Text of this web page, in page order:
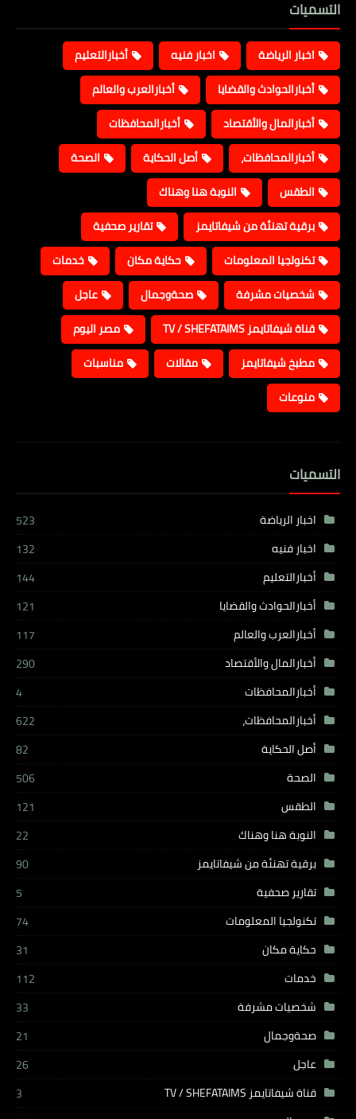
التسميات
اخبار الرياضة اخبار فنيه
أخبارالتعليم
أخبارالحوادث والقضايا
أخبارالعرب والعالم
أخبارالمال والأقتصاد
أخبارالمحافظات
أخبارالمحافظات،
أصل الحكاية
الصحة
الطقس
النوبة هنا وهناك
برقية تهنئة من شيفاتايمز
تقارير صحفية
تكنولجيا المعلومات
حكاية مكان
خدمات
شخصيات مشرفة
صحةوجمال
عاجل
قناة شيفاتايمز TV / SHEFATAIMS
مصر اليوم
مطبخ شيفاتايمز
مقالات
مناسبات
منوعات
التسميات
اخبار الرياضة
523
اخبار فنيه
132
أخبارالتعليم
144
أخبارالحوادث والقضايا
121
أخبارالعرب والعالم
117
أخبارالمال والأقتصاد
290
أخبارالمحافظات
4
أخبارالمحافظات،
622
أصل الحكاية
82
الصحة
506
الطقس
121
النوبة هنا وهناك
22
برقية تهنئة من شيفاتايمز
90
تقارير صحفية
5
تكنولجيا المعلومات
74
حكاية مكان
31
خدمات
112
شخصيات مشرفة
33
صحةوجمال
21
عاجل
26
قناة شيفاتايمز TV / SHEFATAIMS
3